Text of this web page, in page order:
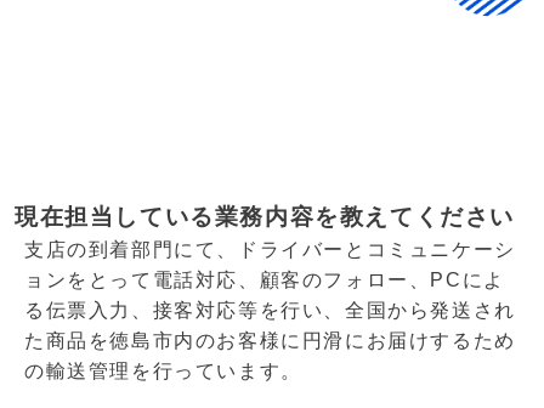
現在担当している業務内容を教えてください
支店の到着部門にて、ドライバーとコミュニケーシ
ョンをとって電話対応、顧客のフォロー、PCによ
る伝票⼊⼒、接客対応等を行い、全国から発送され
た商品を徳島市内のお客様に円滑にお届けするため
の輸送管理を行っています。